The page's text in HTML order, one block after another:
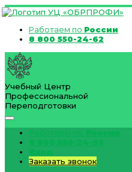
Работаем по России
8 800 550-24-62
Учебный Центр
Профессиональной
Переподготовки
Работаем по России
8 800 550-24-62
Вход
Заказать звонок